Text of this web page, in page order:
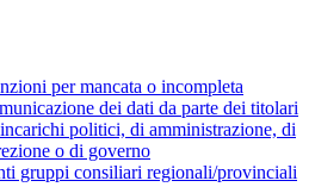
per mancata o incompleta
dei dati da parte dei titolari
politici, di amministrazione, di
o di governo
gruppi consiliari regionali/provinciali